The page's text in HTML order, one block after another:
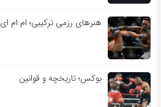
هنرهای رزمی ترکیبی؛ ام ام ای MMA چیست؟
بوکس؛ تاریخچه و قوانین